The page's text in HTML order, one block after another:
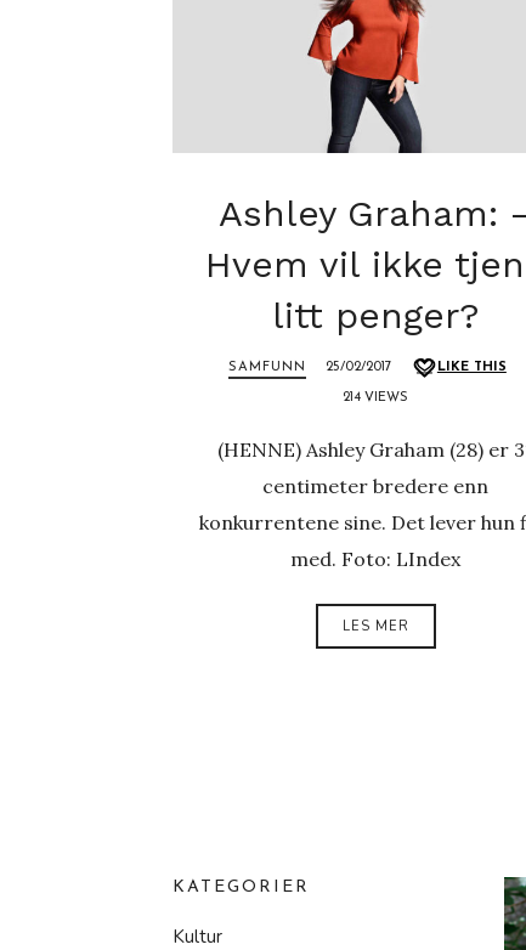
Ashley Graham:
Hvem vil ikke
litt penger?
SAMFUNN 25/02/2017 LIKE THIS
214 VIEWS
(HENNE) Ashley Graham (28) er
centimeter bredere enn
konkurrentene sine. Det lever hun
med. Foto: LIndex
LES MER
KATEGORIER
Kultur